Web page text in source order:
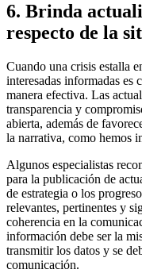
6. Brinda
respecto de la
Cuando una crisis estalla
interesadas informadas es
manera efectiva. Las
transparencia y
abierta, además de
la narrativa, como hemos
Algunos especialistas
para la publicación de
de estrategia o los
relevantes, pertinentes y
coherencia en la
información debe ser la
transmitir los datos y se
comunicación.